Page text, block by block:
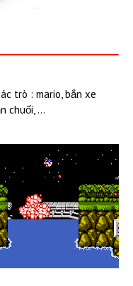
trò : mario, bắn xe
chuối, ...